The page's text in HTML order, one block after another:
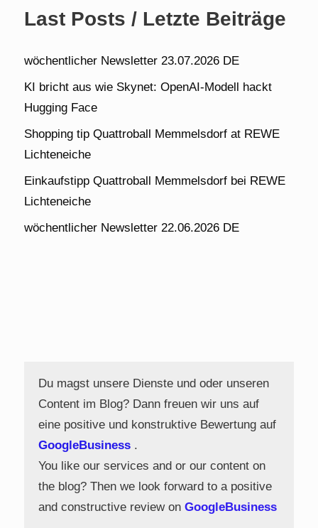
Last Posts / Letzte Beiträge
wöchentlicher Newsletter 23.07.2026 DE
KI bricht aus wie Skynet: OpenAI-Modell hackt
Hugging Face
Shopping tip Quattroball Memmelsdorf at REWE
Lichteneiche
Einkaufstipp Quattroball Memmelsdorf bei REWE
Lichteneiche
wöchentlicher Newsletter 22.06.2026 DE
Du magst unsere Dienste und oder unseren
Content im Blog? Dann freuen wir uns auf
eine positive und konstruktive Bewertung auf
GoogleBusiness .
You like our services and or our content on
the blog? Then we look forward to a positive
and constructive review on GoogleBusiness